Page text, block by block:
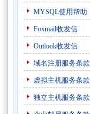
MYSQL使用帮助
Foxmail收发信
Outlook收发信
域名注册服务条款
虚拟主机服务条款
独立主机服务条款